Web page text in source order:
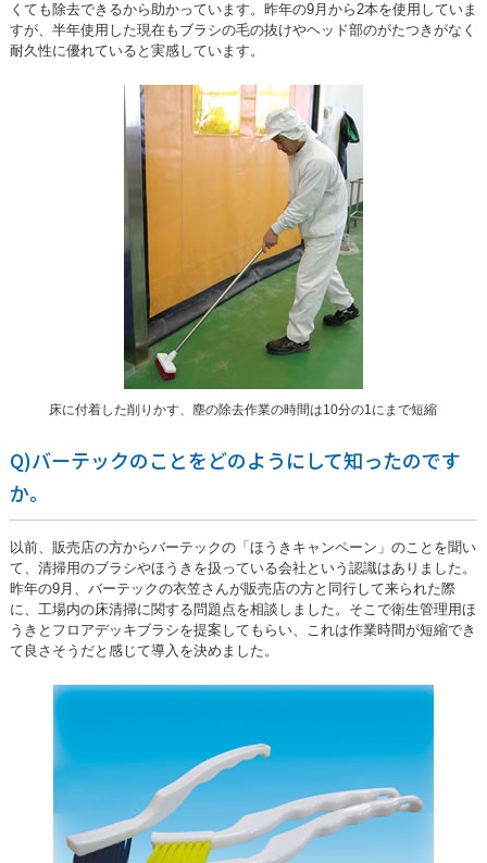
くても除去できるから助かっています。昨年の9月から2本を使用していま
すが、半年使用した現在もブラシの毛の抜けやヘッド部のがたつきがなく
耐久性に優れていると実感しています。
床に付着した削りかす、塵の除去作業の時間は10分の1にまで短縮
Q)バーテックのことをどのようにして知ったのです
か。
以前、販売店の方からバーテックの「ほうきキャンペーン」のことを聞い
て、清掃用のブラシやほうきを扱っている会社という認識はありました。
昨年の9月、バーテックの衣笠さんが販売店の方と同行して来られた際
に、工場内の床清掃に関する問題点を相談しました。そこで衛生管理用ほ
うきとフロアデッキブラシを提案してもらい、これは作業時間が短縮でき
て良さそうだと感じて導入を決めました。